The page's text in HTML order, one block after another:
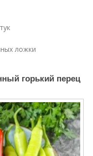
ложки
горький перец